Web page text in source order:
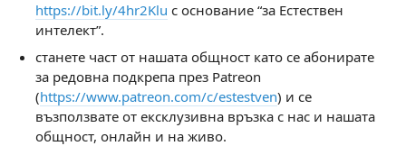
https://bit.ly/4hr2Klu с основание “за Естествен
интелект”.
станете част от нашата общност като се абонирате
за редовна подкрепа през Patreon
(https://www.patreon.com/c/estestven) и се
възползвате от ексклузивна връзка с нас и нашата
общност, онлайн и на живо.